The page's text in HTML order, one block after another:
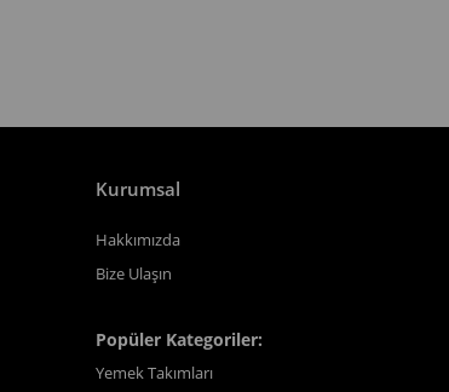
Kurumsal
Hakkımızda
Bize Ulaşın
Popüler Kategoriler:
Yemek Takımları